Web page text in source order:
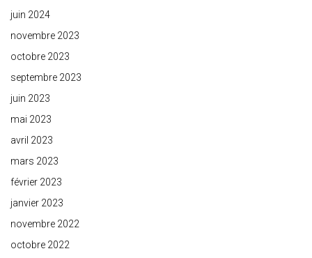
juin 2024
novembre 2023
octobre 2023
septembre 2023
juin 2023
mai 2023
avril 2023
mars 2023
février 2023
janvier 2023
novembre 2022
octobre 2022